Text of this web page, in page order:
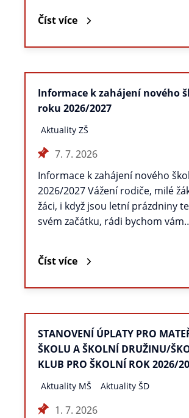
Číst více
Informace k zahájení nového
roku 2026/2027
Aktuality ZŠ
7. 7. 2026
Informace k zahájení nového
2026/2027 Vážení rodiče, milé
žáci, i když jsou letní prázdniny
svém začátku, rádi bychom
Číst více
STANOVENÍ ÚPLATY PRO
ŠKOLU A ŠKOLNÍ DRUŽINU/
KLUB PRO ŠKOLNÍ ROK 2026/
Aktuality MŠ Aktuality ŠD
1. 7. 2026